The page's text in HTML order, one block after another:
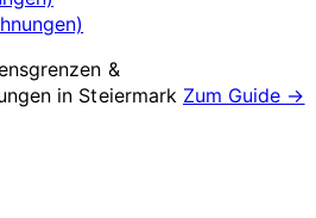
&
in Steiermark Zum Guide →